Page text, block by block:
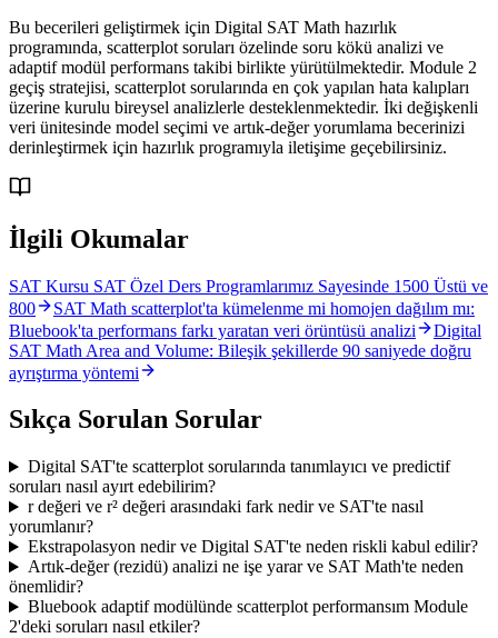
Bu becerileri geliştirmek için Digital SAT Math hazırlık
programında, scatterplot soruları özelinde soru kökü analizi ve
adaptif modül performans takibi birlikte yürütülmektedir. Module 2
geçiş stratejisi, scatterplot sorularında en çok yapılan hata kalıpları
üzerine kurulu bireysel analizlerle desteklenmektedir. İki değişkenli
veri ünitesinde model seçimi ve artık-değer yorumlama becerinizi
derinleştirmek için hazırlık programıyla iletişime geçebilirsiniz.
İlgili Okumalar
SAT Kursu SAT Özel Ders Programlarımız Sayesinde 1500 Üstü ve
800
SAT Math scatterplot'ta kümelenme mi homojen dağılım mı:
Bluebook'ta performans farkı yaratan veri örüntüsü analizi
Digital
SAT Math Area and Volume: Bileşik şekillerde 90 saniyede doğru
ayrıştırma yöntemi
Sıkça Sorulan Sorular
Digital SAT'te scatterplot sorularında tanımlayıcı ve predictif
soruları nasıl ayırt edebilirim?
r değeri ve r² değeri arasındaki fark nedir ve SAT'te nasıl
yorumlanır?
Ekstrapolasyon nedir ve Digital SAT'te neden riskli kabul edilir?
Artık-değer (rezidü) analizi ne işe yarar ve SAT Math'te neden
önemlidir?
Bluebook adaptif modülünde scatterplot performansım Module
2'deki soruları nasıl etkiler?